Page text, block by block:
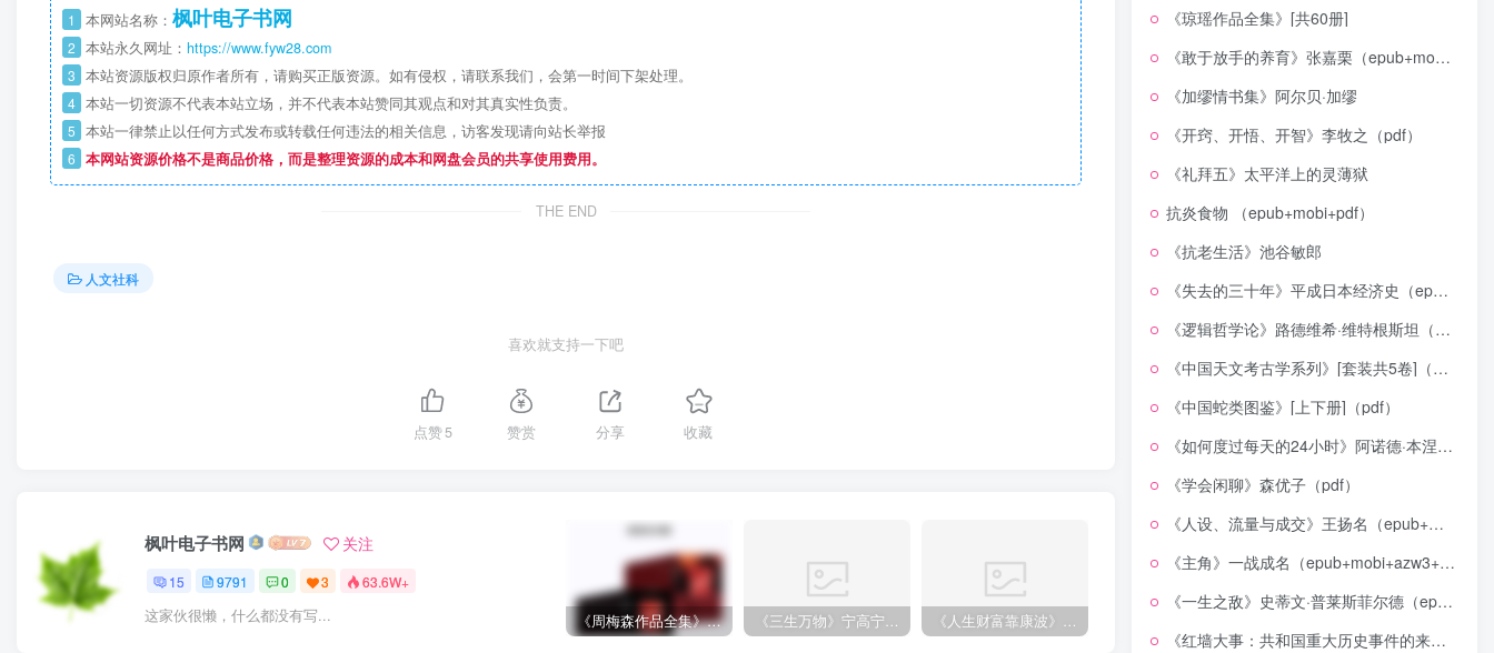
1 本网站名称： 枫叶电子书网
2 本站永久网址： https://www.fyw28.com
3 本站资源版权归原作者所有，请购买正版资源。如有侵权，请联系我们，会第一时间下架处理。
4 本站一切资源不代表本站立场，并不代表本站赞同其观点和对其真实性负责。
5 本站一律禁止以任何方式发布或转载任何违法的相关信息，访客发现请向站长举报
6 本网站资源价格不是商品价格，而是整理资源的成本和网盘会员的共享使用费用。
THE END
人文社科
喜欢就支持一下吧
点赞5 赞赏 分享 收藏
枫叶电子书网 关注
15 9791 0 3 63.6W+
这家伙很懒，什么都没有写... 《周梅森作品全集》[共30册] 《三生万物》宁高宁（epub+mobi+azw3+pdf） 《人生财富靠康波》波动周期论（epub+mobi+azw3+pdf）
《琼瑶作品全集》[共60册]
《敢于放手的养育》张嘉栗（epub+mobi+azw3+pdf）
《加缪情书集》阿尔贝·加缪
《开窍、开悟、开智》李牧之（pdf）
《礼拜五》太平洋上的灵薄狱
抗炎食物 （epub+mobi+pdf）
《抗老生活》池谷敏郎
《失去的三十年》平成日本经济史（epub+mobi+azw3+pdf）
《逻辑哲学论》路德维希·维特根斯坦（epub+mobi+azw3+pdf）
《中国天文考古学系列》[套装共5卷]（epub+mobi+azw3+pdf）
《中国蛇类图鉴》[上下册]（pdf）
《如何度过每天的24小时》阿诺德·本涅特（epub+mobi+azw3+pdf）
《学会闲聊》森优子（pdf）
《人设、流量与成交》王扬名（epub+mobi+azw3+pdf）
《主角》一战成名（epub+mobi+azw3+pdf）
《一生之敌》史蒂文·普莱斯菲尔德（epub+mobi+azw3+pdf）
《红墙大事：共和国重大历史事件的来龙去脉》（全二册）（pdf）